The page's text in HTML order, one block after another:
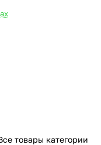
товары категории